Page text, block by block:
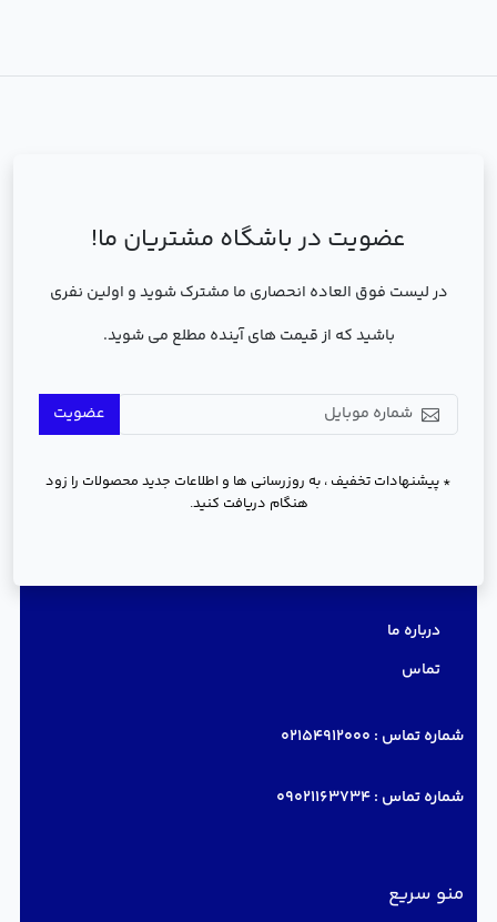
عضویت در باشگاه مشتریان ما!
در لیست فوق العاده انحصاری ما مشترک شوید و اولین نفری
باشید که از قیمت های آینده مطلع می شوید.
عضویت
* پیشنهادات تخفیف ، به روزرسانی ها و اطلاعات جدید محصولات را زود
هنگام دریافت کنید.
درباره ما
تماس
شماره تماس : 02154912000
شماره تماس :09021163734
منو سریع